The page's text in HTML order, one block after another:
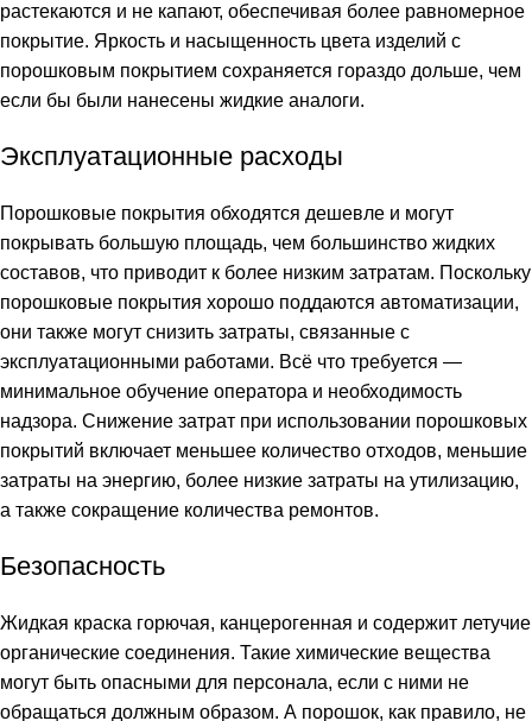
растекаются и не капают, обеспечивая более равномерное
покрытие. Яркость и насыщенность цвета изделий с
порошковым покрытием сохраняется гораздо дольше, чем
если бы были нанесены жидкие аналоги.
Эксплуатационные расходы
Порошковые покрытия обходятся дешевле и могут
покрывать большую площадь, чем большинство жидких
составов, что приводит к более низким затратам. Поскольку
порошковые покрытия хорошо поддаются автоматизации,
они также могут снизить затраты, связанные с
эксплуатационными работами. Всё что требуется —
минимальное обучение оператора и необходимость
надзора. Снижение затрат при использовании порошковых
покрытий включает меньшее количество отходов, меньшие
затраты на энергию, более низкие затраты на утилизацию,
а также сокращение количества ремонтов.
Безопасность
Жидкая краска горючая, канцерогенная и содержит летучие
органические соединения. Такие химические вещества
могут быть опасными для персонала, если с ними не
обращаться должным образом. А порошок, как правило, не